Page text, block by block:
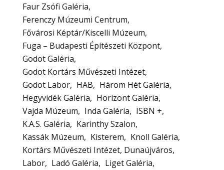
Faur Zsófi Galéria
Ferenczy Múzeumi Centrum
Fővárosi Képtár/Kiscelli Múzeum
Fuga – Budapesti Építészeti Központ
Godot Galéria
Godot Kortárs Művészeti Intézet
Godot Labor
HAB
Három Hét Galéria
Hegyvidék Galéria
Horizont Galéria
Vajda Múzeum
Inda Galéria
ISBN +
K.A.S. Galéria
Karinthy Szalon
Kassák Múzeum
Kisterem
Knoll Galéria
Kortárs Művészeti Intézet, Dunaújváros
Labor
Ladó Galéria
Liget Galéria